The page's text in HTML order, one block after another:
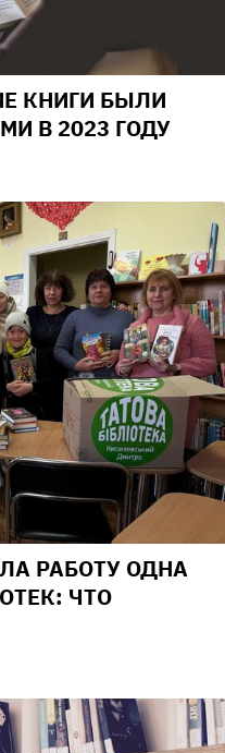
КНИГИ БЫЛИ
В 2023 ГОДУ
РАБОТУ ОДНА
ЧТО